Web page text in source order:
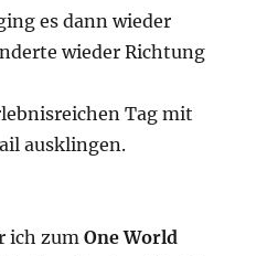
es dann wieder
wieder Richtung
Tag mit
ausklingen.
ich zumOne World